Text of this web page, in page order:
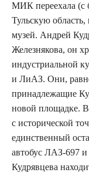
МИК переехала (с
Тульскую область,
музей. Андрей
Железнякова, он
индустриальной
и ЛиАЗ. Они,
принадлежащие
новой площадке. В
с исторической
единственный
автобус ЛАЗ-697
Кудрявцева